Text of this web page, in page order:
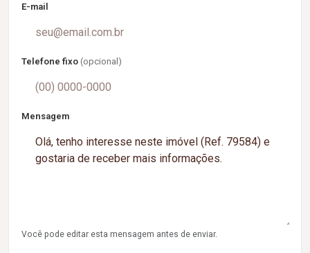
E-mail
Telefone fixo (opcional)
Mensagem
Você pode editar esta mensagem antes de enviar.